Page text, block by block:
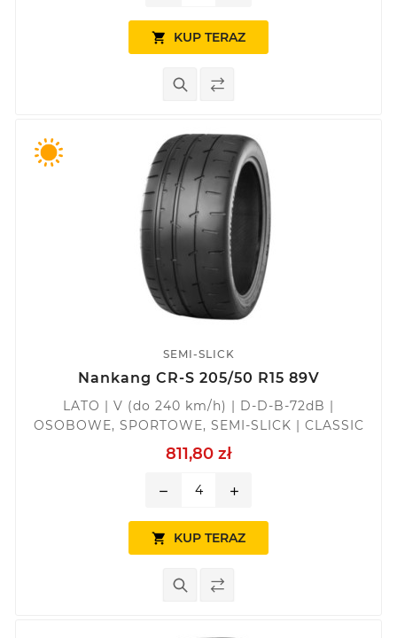
 KUP TERAZ
SEMI-SLICK
Nankang CR-S 205/50 R15 89V
LATO | V (do 240 km/h) | D-D-B-72dB |
OSOBOWE, SPORTOWE, SEMI-SLICK | CLASSIC
811,80 zł
remove add
 KUP TERAZ